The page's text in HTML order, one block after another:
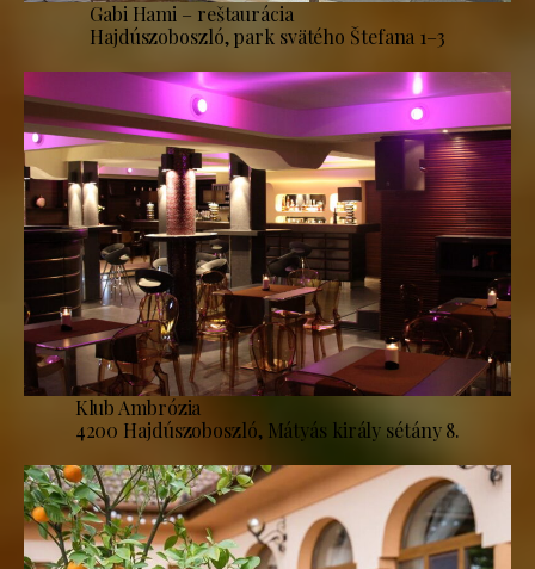
Gabi Hami – reštaurácia
Hajdúszoboszló, park svätého Štefana 1–3
Klub Ambrózia
4200 Hajdúszoboszló, Mátyás király sétány 8.